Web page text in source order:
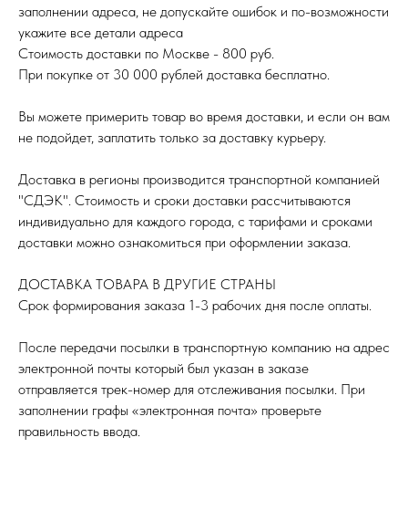
заполнении адреса, не допускайте ошибок и по-возможности
укажите все детали адреса
Стоимость доставки по Москве - 800 руб.
При покупке от 30 000 рублей доставка бесплатно.
Вы можете примерить товар во время доставки, и если он вам
не подойдет, заплатить только за доставку курьеру.
Доставка в регионы производится транспортной компанией
"СДЭК". Стоимость и сроки доставки рассчитываются
индивидуально для каждого города, с тарифами и сроками
доставки можно ознакомиться при оформлении заказа.
ДОСТАВКА ТОВАРА В ДРУГИЕ СТРАНЫ
Срок формирования заказа 1-3 рабочих дня после оплаты.
После передачи посылки в транспортную компанию на адрес
электронной почты который был указан в заказе
отправляется трек-номер для отслеживания посылки. При
заполнении графы «электронная почта» проверьте
правильность ввода.